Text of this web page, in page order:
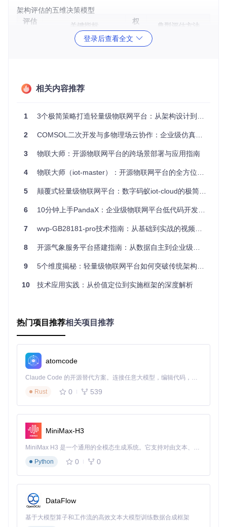
架构评估的五维决策模型
评估
关键指标
权
重
典型评估方法
成熟
度
社区活跃度、版本迭代
频率、生产案例
性能
吞吐量、延迟、并发支
2
基准测试、压力
测试、极限场景
结构
扩展成本
5%
ROI分析
兼容
第三方集成能力、API
1
生态地图绘制、
方案A：中心化单体架构
架构特点：单一平台包含数据采集、存储、处理、分析全功能
：
部署简单，维护成本低（初期）
数据一致性高，事务支持完善
扩展能力受限，难以应对数据量激增
技术栈锁定，升级迭代风险高
单点故障影响整个系统
适用场景 ：设备数量<1000、数据量<1TB/天、功能需求稳定
的中小型项目
方案B：分布式微服务架构
架构特点：按业务域拆分独立服务（设备管理、数据采集、规
则引擎等），通过API网关实现服务编排。
优势：
横向扩展能力强，支持弹性伸缩
技术栈灵活，可按需选择最优工具
部署复杂度高，需容器编排支持
分布式事务处理复杂
登录后查看全文
相关内容推荐
1 3个极简策略打造轻量级物联网平台：从架构设计到设备接入全指南
2 COMSOL二次开发与多物理场云协作：企业级仿真平台构建指南
3 物联大师：开源物联网平台的跨场景部署与应用指南
4 物联大师（iot-master）：开源物联网平台的全方位实践指南
5 颠覆式轻量级物联网平台：数字码蚁iot-cloud的极简架构实践
6 10分钟上手PandaX：企业级物联网平台低代码开发全指南
7 wvp-GB28181-pro技术指南：从基础到实战的视频监控平台部署与优化
8 开源气象服务平台搭建指南：从数据自主到企业级部署全方案
9 5个维度揭秘：轻量级物联网平台如何突破传统架构瓶颈
10 技术应用实践：从价值定位到实施框架的深度解析
热门项目推荐相关项目推荐
atomcode
Claude Code 的开源替代方案。连接任意大模型，编辑代码，运行命令，自动验证 — 全自动执行。用 Rust 构建，极致性能。 ｜ An open-source alternative to Claude Code. Connect any LLM, edit code, run commands, and verify changes — autonomously. Built in Rust for speed. Get Started
Rust
0 539
MiniMax-H3
MiniMax H3 是一个通用的全模态生成系统。它支持对由文本、图像、视频和音频组成的多模态上下文进行统一理解，并能生成分辨率高达 2K、时长可达 15 秒的带原生立体声音频的视频。得益于面向任务泛化的系统设计，H3 在预训练阶段就已具备广泛的多模态上下文理解与生成能力，能够出色地执行复杂的多模态指令。
Python
0 0
DataFlow
基于大模型算子和工作流的高效文本大模型训练数据合成框架